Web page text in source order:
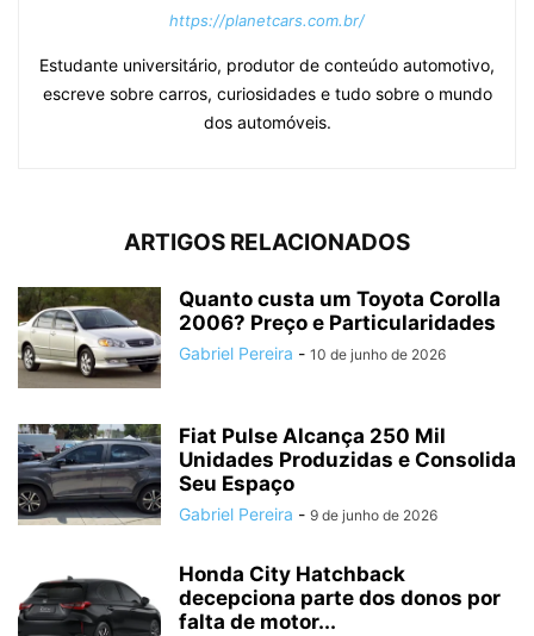
https://planetcars.com.br/
Estudante universitário, produtor de conteúdo automotivo,
escreve sobre carros, curiosidades e tudo sobre o mundo
dos automóveis.
ARTIGOS RELACIONADOS
Quanto custa um Toyota Corolla
2006? Preço e Particularidades
Gabriel Pereira - 10 de junho de 2026
Fiat Pulse Alcança 250 Mil
Unidades Produzidas e Consolida
Seu Espaço
Gabriel Pereira - 9 de junho de 2026
Honda City Hatchback
decepciona parte dos donos por
falta de motor...